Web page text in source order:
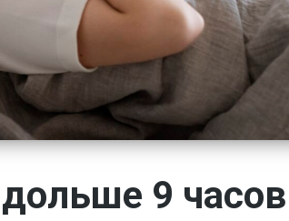
9 часов